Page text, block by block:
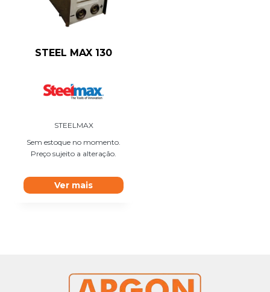
STEEL MAX 130
STEELMAX
Sem estoque no momento.
Preço sujeito a alteração.
Ver mais